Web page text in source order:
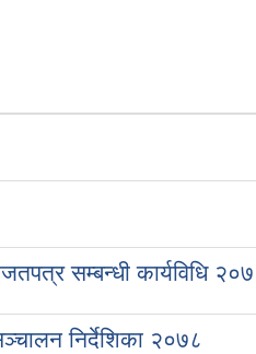
सम्बन्धी कार्यविधि
निर्देशिका २०७८